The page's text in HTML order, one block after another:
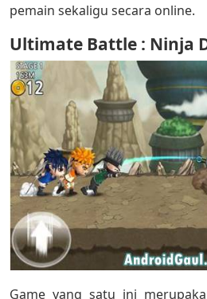
pemain sekaligu secara online.
Ultimate Battle : Ninja
Game yang satu ini